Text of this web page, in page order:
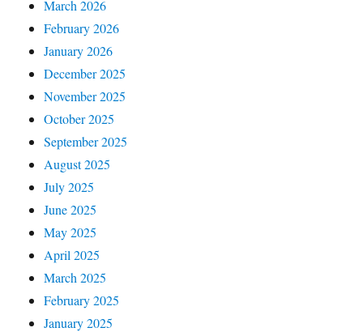
March 2026
February 2026
January 2026
December 2025
November 2025
October 2025
September 2025
August 2025
July 2025
June 2025
May 2025
April 2025
March 2025
February 2025
January 2025